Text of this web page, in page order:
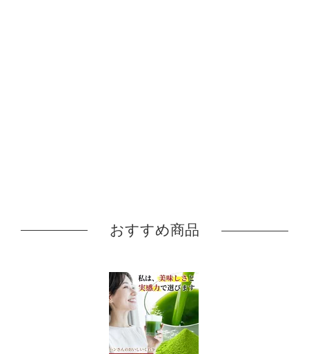
おすすめ商品